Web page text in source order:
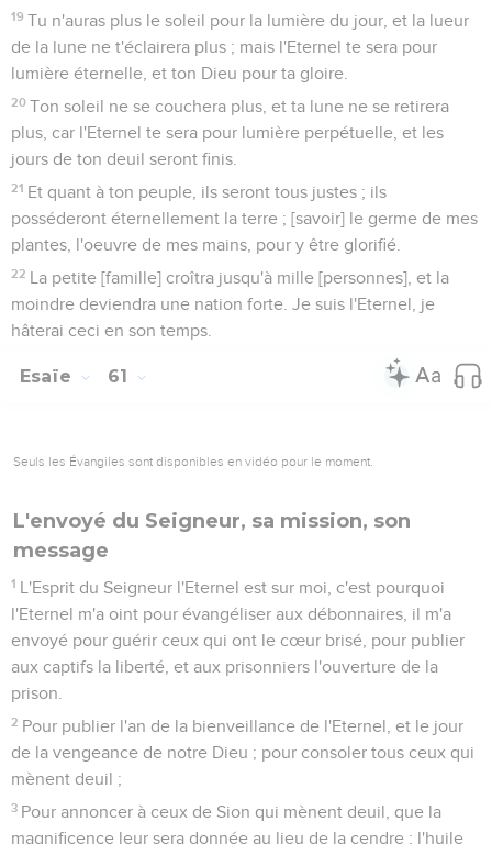
19 Tu n'auras plus le soleil pour la lumière du jour, et la lueur
de la lune ne t'éclairera plus ; mais l'Eternel te sera pour
lumière éternelle, et ton Dieu pour ta gloire.
20 Ton soleil ne se couchera plus, et ta lune ne se retirera
plus, car l'Eternel te sera pour lumière perpétuelle, et les
jours de ton deuil seront finis.
21 Et quant à ton peuple, ils seront tous justes ; ils
posséderont éternellement la terre ; [savoir] le germe de mes
plantes, l'oeuvre de mes mains, pour y être glorifié.
22 La petite [famille] croîtra jusqu'à mille [personnes], et la
moindre deviendra une nation forte. Je suis l'Eternel, je
hâterai ceci en son temps.
Esaïe 61
Seuls les Évangiles sont disponibles en vidéo pour le moment.
L'envoyé du Seigneur, sa mission, son
message
1 L'Esprit du Seigneur l'Eternel est sur moi, c'est pourquoi
l'Eternel m'a oint pour évangéliser aux débonnaires, il m'a
envoyé pour guérir ceux qui ont le cœur brisé, pour publier
aux captifs la liberté, et aux prisonniers l'ouverture de la
prison.
2 Pour publier l'an de la bienveillance de l'Eternel, et le jour
de la vengeance de notre Dieu ; pour consoler tous ceux qui
mènent deuil ;
3 Pour annoncer à ceux de Sion qui mènent deuil, que la
magnificence leur sera donnée au lieu de la cendre ; l'huile